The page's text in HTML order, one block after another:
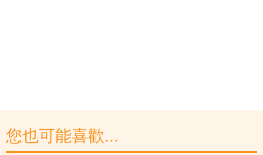
您也可能喜歡...